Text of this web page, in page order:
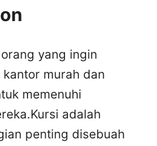
yang ingin
murah dan
memenuhi
adalah
penting disebuah